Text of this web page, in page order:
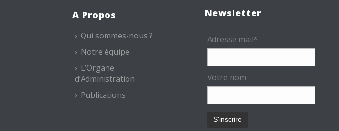
A Propos
Qui sommes-nous ?
Notre équipe
L’Organe
d’Administration
Publications
Newsletter
Adresse mail*
Votre nom